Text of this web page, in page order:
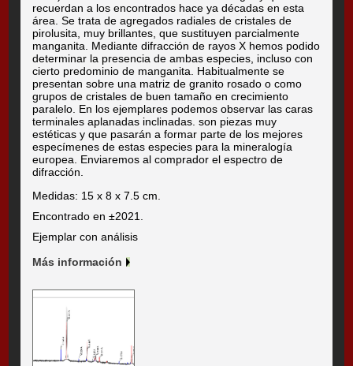
recuerdan a los encontrados hace ya décadas en esta
área. Se trata de agregados radiales de cristales de
pirolusita, muy brillantes, que sustituyen parcialmente
manganita. Mediante difracción de rayos X hemos podido
determinar la presencia de ambas especies, incluso con
cierto predominio de manganita. Habitualmente se
presentan sobre una matriz de granito rosado o como
grupos de cristales de buen tamaño en crecimiento
paralelo. En los ejemplares podemos observar las caras
terminales aplanadas inclinadas. son piezas muy
estéticas y que pasarán a formar parte de los mejores
especímenes de estas especies para la mineralogía
europea. Enviaremos al comprador el espectro de
difracción.
Medidas: 15 x 8 x 7.5 cm.
Encontrado en ±2021.
Ejemplar con análisis
Más información